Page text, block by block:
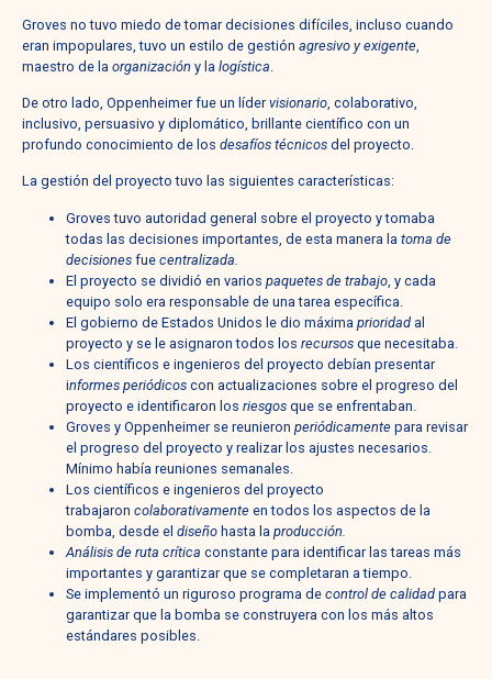
Groves no tuvo miedo de tomar decisiones difíciles, incluso cuando
eran impopulares, tuvo un estilo de gestión agresivo y exigente
maestro de la organización y la logística
De otro lado, Oppenheimer fue un lídervisionario, colaborativo,
inclusivo, persuasivo y diplomático, brillante científico con un
profundo conocimiento de los desafíos técnicos del proyecto.
La gestión del proyecto tuvo las siguientes características:
Groves tuvo autoridad general sobre el proyecto y tomaba
todas las decisiones importantes, de esta manera la toma de
decisiones fue centralizada.
El proyecto se dividió en varios paquetes de trabajo , y cada
equipo solo era responsable de una tarea específica.
El gobierno de Estados Unidos le dio máxima prioridad al
proyecto y se le asignaron todos los recursos que necesitaba.
Los científicos e ingenieros del proyecto debían presentar
informes periódicos con actualizaciones sobre el progreso del
proyecto e identificaron los riesgos que se enfrentaban.
Groves y Oppenheimer se reunieron periódicamente para revisar
el progreso del proyecto y realizar los ajustes necesarios.
Mínimo había reuniones semanales.
Los científicos e ingenieros del proyecto
trabajaron colaborativamente en todos los aspectos de la
bomba, desde el diseño hasta la producción.
Análisis de ruta crítica constante para identificar las tareas más
importantes y garantizar que se completaran a tiempo.
Se implementó un riguroso programa de control de calidad para
garantizar que la bomba se construyera con los más altos
estándares posibles.